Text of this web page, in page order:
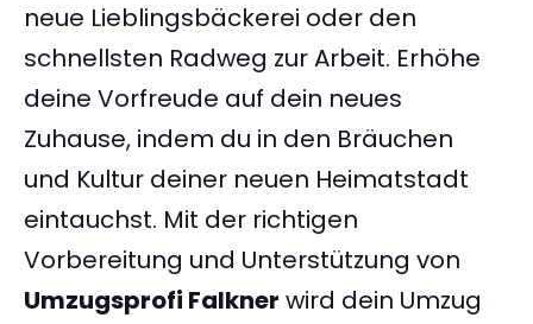
neue Lieblingsbäckerei oder den
schnellsten Radweg zur Arbeit. Erhöhe
deine Vorfreude auf dein neues
Zuhause, indem du in den Bräuchen
und Kultur deiner neuen Heimatstadt
eintauchst. Mit der richtigen
Vorbereitung und Unterstützung von
Umzugsprofi Falkner wird dein Umzug